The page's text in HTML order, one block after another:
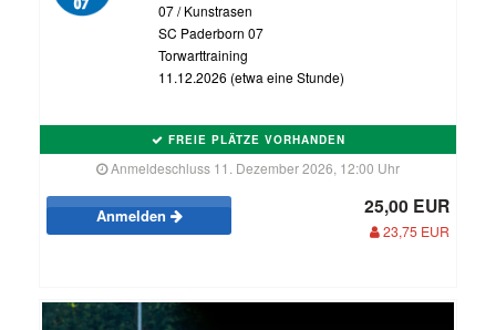
07 / Kunstrasen
SC Paderborn 07
Torwarttraining
11.12.2026 (etwa eine Stunde)
FREIE PLÄTZE VORHANDEN
Anmeldeschluss 11. Dezember 2026, 12:00 Uhr
Anmelden 25,00 EUR
23,75 EUR